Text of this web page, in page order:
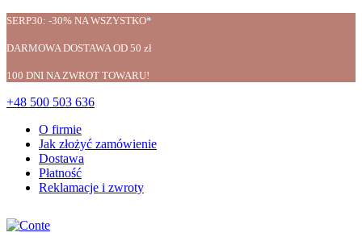
SERP30: -30% NA WSZYSTKO*
DARMOWA DOSTAWA OD 50 zł
100 DNI NA ZWROT TOWARU!
+48 500 503 636
O firmie
Jak złożyć zamówienie
Dostawa
Płatność
Reklamacje i zwroty